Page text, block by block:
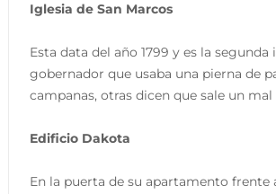
Iglesia de San Marcos
Esta data del año 1799 y es la
gobernador que usaba una pierna de
campanas, otras dicen que sale un
Edificio Dakota
En la puerta de su apartamento frente